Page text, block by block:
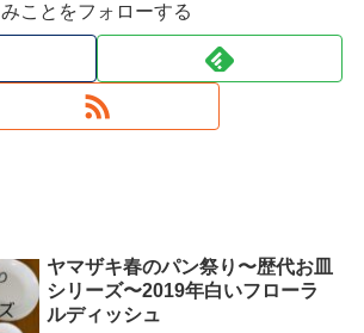
みことをフォローする
ヤマザキ春のパン祭り〜歴代お皿
シリーズ〜2019年白いフローラ
ルディッシュ